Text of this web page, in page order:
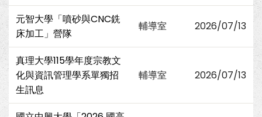
元智大學「噴砂與CNC銑
床加工」營隊
輔導室 2026/07/13
真理大學115學年度宗教文
化與資訊管理學系單獨招
生訊息
輔導室 2026/07/13